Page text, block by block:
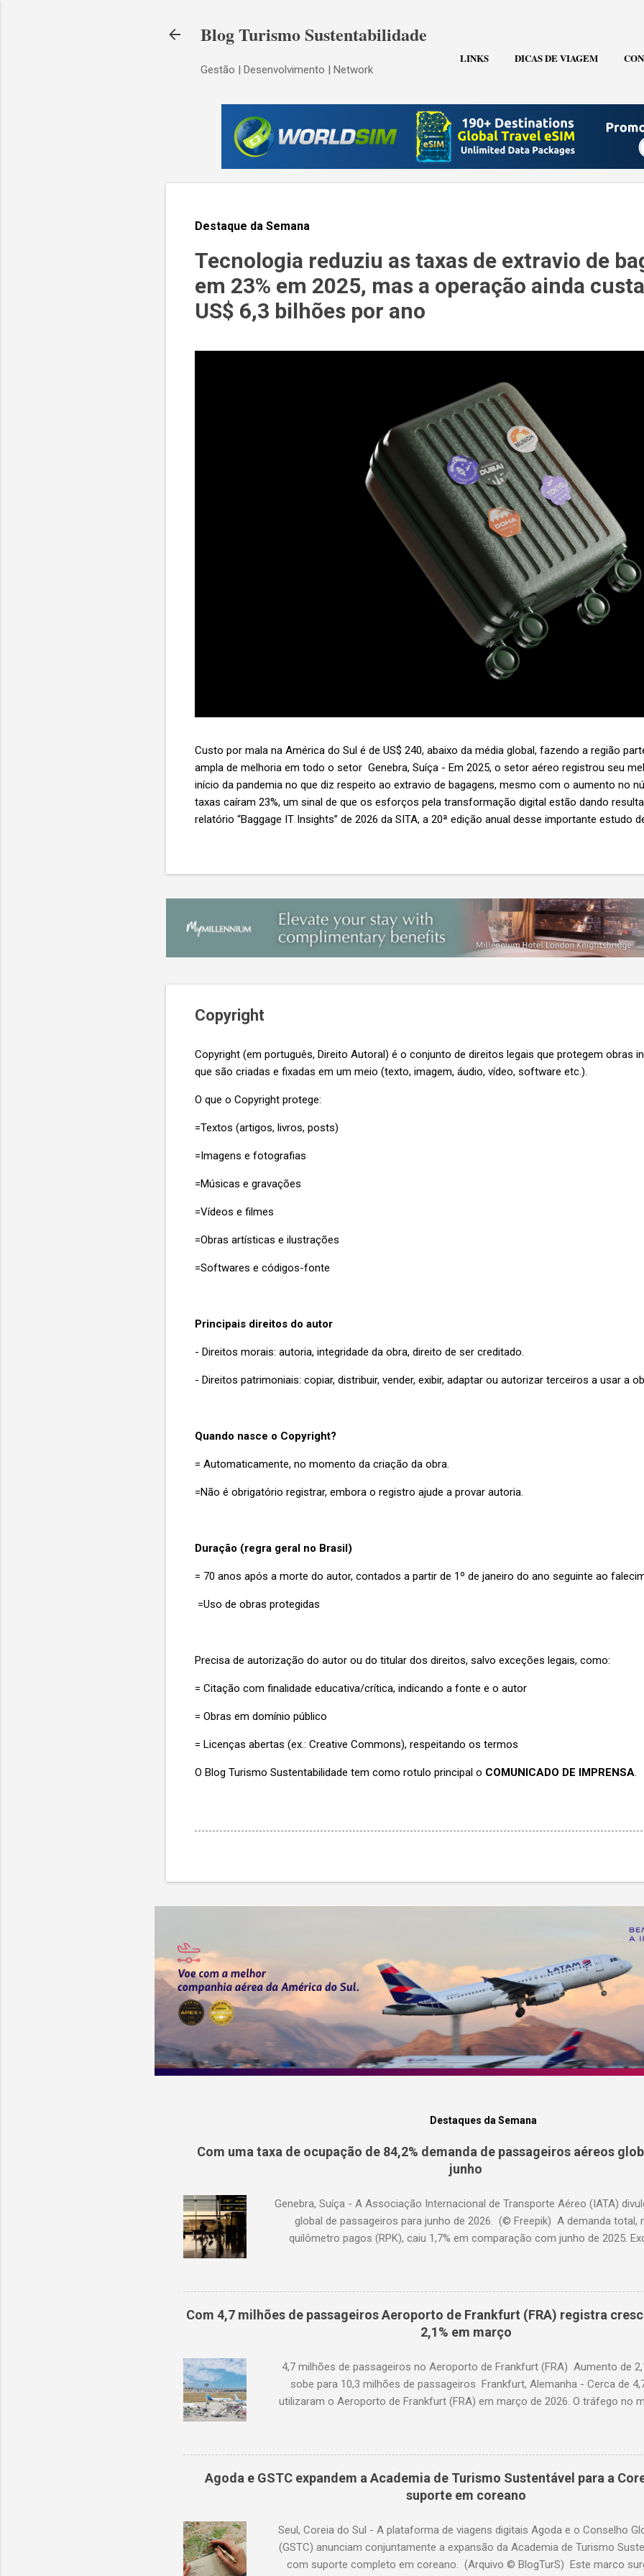
Blog Turismo Sustentabilidade
Gestão | Desenvolvimento | Network
LINKS DICAS DE VIAGEM
Destaque da Semana
Tecnologia reduziu as taxas de extravio de
em 23% em 2025, mas a operação ainda
US$ 6,3 bilhões por ano
Custo por mala na América do Sul é de US$ 240, abaixo da média global, fazendo a região
ampla de melhoria em todo o setor Genebra, Suíça - Em 2025, o setor aéreo registrou seu
início da pandemia no que diz respeito ao extravio de bagagens, mesmo com o aumento no
taxas caíram 23%, um sinal de que os esforços pela transformação digital estão dando
relatório “Baggage IT Insights” de 2026 da SITA, a 20ª edição anual desse importante estudo
lucro líquido médio de apenas US$ 8 por passageiro, uma mala extraviada anula o lucro de
Copyright
Copyright (em português, Direito Autoral) é o conjunto de direitos legais que protegem obras
que são criadas e fixadas em um meio (texto, imagem, áudio, vídeo, software etc.).
O que o Copyright protege:
=Textos (artigos, livros, posts)
=Imagens e fotografias
=Músicas e gravações
=Vídeos e filmes
=Obras artísticas e ilustrações
=Softwares e códigos-fonte
Principais direitos do autor
- Direitos morais: autoria, integridade da obra, direito de ser creditado.
- Direitos patrimoniais: copiar, distribuir, vender, exibir, adaptar ou autorizar terceiros a usar a
Quando nasce o Copyright?
= Automaticamente, no momento da criação da obra.
=Não é obrigatório registrar, embora o registro ajude a provar autoria.
Duração (regra geral no Brasil)
= 70 anos após a morte do autor, contados a partir de 1º de janeiro do ano seguinte ao
=Uso de obras protegidas
Precisa de autorização do autor ou do titular dos direitos, salvo exceções legais, como:
= Citação com finalidade educativa/crítica, indicando a fonte e o autor
= Obras em domínio público
= Licenças abertas (ex.: Creative Commons), respeitando os termos
O Blog Turismo Sustentabilidade tem como rotulo principal o COMUNICADO DE IMPRENSA.
Destaques da Semana
Com uma taxa de ocupação de 84,2% demanda de passageiros aéreos
junho
Genebra, Suíça - A Associação Internacional de Transporte Aéreo (IATA)
global de passageiros para junho de 2026. (© Freepik) A demanda total,
quilômetro pagos (RPK), caiu 1,7% em comparação com junho de 2025.
1,3% em relação ao ano anterior. A taxa de ocupação foi de 84,2% (-0,4
com junho de 2025). A demanda internacional caiu 0,9% em comparação
Oriente Médio, a demanda cresceu 1,1%. A capacidade diminuiu 0,6% em
de ocupação foi de 84,2% (-0,2 ponto percentual em comparação com
doméstica contraiu 3,0% em comparação com junho de 2025. A capacidade
Com 4,7 milhões de passageiros Aeroporto de Frankfurt (FRA) registra
2,1% em março
4,7 milhões de passageiros no Aeroporto de Frankfurt (FRA) Aumento de
sobe para 10,3 milhões de passageiros Frankfurt, Alemanha - Cerca de
utilizaram o Aeroporto de Frankfurt (FRA) em março de 2026. O tráfego no
conjuntura geopolítica. Cerca de 100 mil passageiros no FRA foram afetados
ocorreram em meados de março. As consequências da guerra com o Irã
de 68,6% no tráfego com destino ao Oriente Médio durante o mês em
compensada por um forte crescimento para destinos na África (alta de
(Tailândia +32,4%; Índia +22,2%; China +22,2%). (© Fraport) O tráfego em
Agoda e GSTC expandem a Academia de Turismo Sustentável para a
suporte em coreano
Seul, Coreia do Sul - A plataforma de viagens digitais Agoda e o Conselho
(GSTC) anunciam conjuntamente a expansão da Academia de Turismo
com suporte completo em coreano. (Arquivo © BlogTurS) Este marco